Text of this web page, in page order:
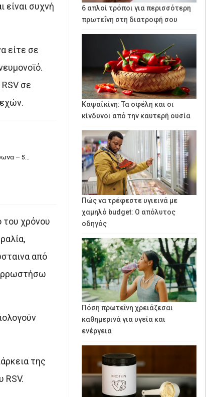
είναι συχνή
είτε σε
σε
– 5…
του χρόνου
από
της
RSV.
6 απλοί τρόποι για περισσότερη
πρωτεΐνη στη διατροφή σου
Καψαϊκίνη: Τα οφέλη και οι
κίνδυνοι από την καυτερή ουσία
Πώς να τρέφεστε υγιεινά με
χαμηλό budget: Ο απόλυτος
οδηγός
Πόση πρωτεΐνη χρειάζεσαι
καθημερινά για υγεία και
ενέργεια